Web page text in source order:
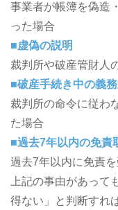
事業者が帳簿を偽造
った場合
■虚偽の説明
裁判所や破産管財人
■破産手続き中の義
裁判所の命令に従わ
た場合
■過去7年以内の免責
過去7年以内に免責
上記の事由があって
得ない」と判断すれ